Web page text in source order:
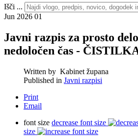
Išči ...
Jun 2026 01
Javni razpis za prosto
nedoločen čas -
Written by Kabinet župana
Published in Javni razpisi
Print
Email
font size decrease font size
size